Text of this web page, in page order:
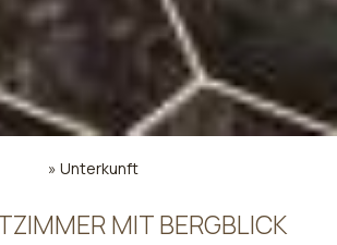
» Unterkunft
MIT BERGBLICK